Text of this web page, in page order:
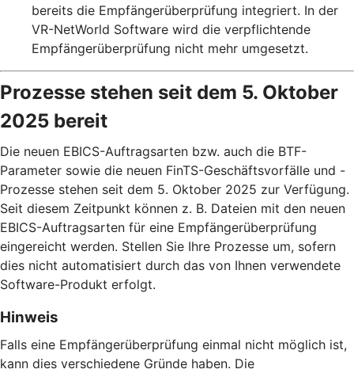
bereits die Empfängerüberprüfung integriert. In der
VR-NetWorld Software wird die verpflichtende
Empfängerüberprüfung nicht mehr umgesetzt.
Prozesse stehen seit dem 5. Oktober
2025 bereit
Die neuen EBICS-Auftragsarten bzw. auch die BTF-
Parameter sowie die neuen FinTS-Geschäftsvorfälle und -
Prozesse stehen seit dem 5. Oktober 2025 zur Verfügung.
Seit diesem Zeitpunkt können z. B. Dateien mit den neuen
EBICS-Auftragsarten für eine Empfängerüberprüfung
eingereicht werden. Stellen Sie Ihre Prozesse um, sofern
dies nicht automatisiert durch das von Ihnen verwendete
Software-Produkt erfolgt.
Hinweis
Falls eine Empfängerüberprüfung einmal nicht möglich ist,
kann dies verschiedene Gründe haben. Die